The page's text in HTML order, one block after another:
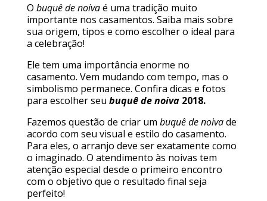
O buquê de noivaé uma tradição muito
importante nos casamentos. Saiba mais sobre
sua origem, tipos e como escolher o ideal para
a celebração!
Ele tem uma importância enorme no
casamento. Vem mudando com tempo, mas o
simbolismo permanece. Confira dicas e fotos
para escolher seu buquê de noiva2018.
Fazemos questão de criar um buquê de noivade
acordo com seu visual e estilo do casamento.
Para eles, o arranjo deve ser exatamente como
o imaginado. O atendimento às noivas tem
atenção especial desde o primeiro encontro
com o objetivo que o resultado final seja
perfeito!